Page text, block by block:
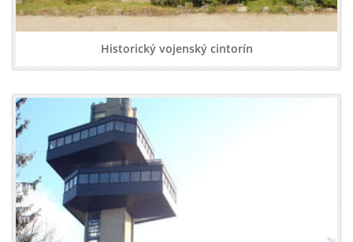
Historický vojenský cintorín